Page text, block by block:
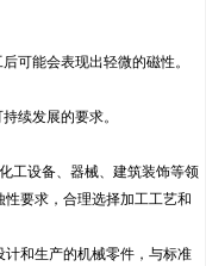
可能会表现出轻微的磁性。
续发展的要求。
工设备、器械、建筑装饰等领
要求，合理选择加工工艺和
和生产的机械零件，与标准